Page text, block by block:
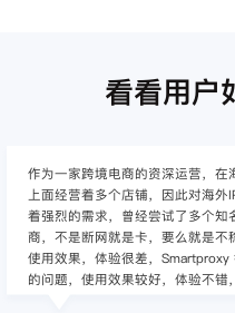
看看用户
Smart proxy使用了很多年了，他们
不仅数量大、更新快、覆盖地区多
网络连接速度快，同时客服/技术
快，整体上来说还是比较满意的。